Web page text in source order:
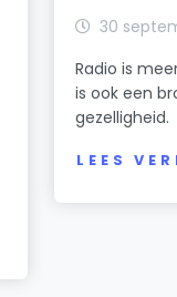
30
Radio is
is ook een
gezelligheid.
LEES